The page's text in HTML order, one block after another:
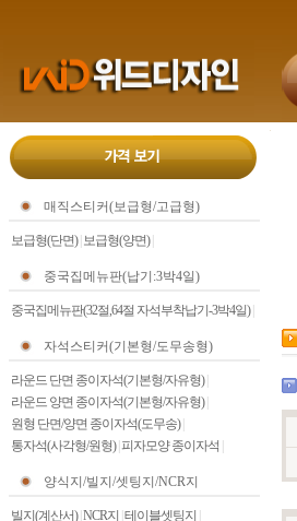
매직스티커(보급형/고급형)
보급형(단면)| 보급형(양면)|
중국집메뉴판(납기:3박4일)
중국집메뉴판(32절,64절 자석부착납기-3박4일)|
자석스티커(기본형/도무송형)
라운드 단면 종이자석(기본형/자유형)|
라운드 양면 종이자석(기본형/자유형)|
원형 단면/양면 종이자석(도무송)|
통자석(사각형/원형)| 피자모양 종이자석
양식지/빌지/셋팅지/NCR지
빌지(계산서)| NCR지 테이블셋팅지